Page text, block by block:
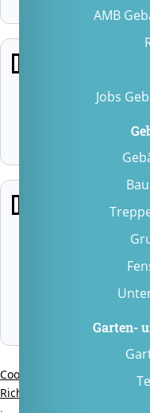
AMB
Jobs
Garten-
Cookie-
Richtlinie